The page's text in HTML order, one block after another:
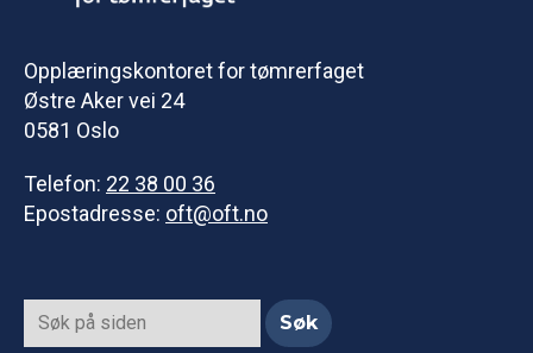
Opplæringskontoret for tømrerfaget
Østre Aker vei 24
0581 Oslo
Telefon: 22 38 00 36
Epostadresse: oft@oft.no